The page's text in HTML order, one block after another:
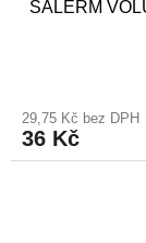
SALERM
29,75 Kč bez DPH
36 Kč